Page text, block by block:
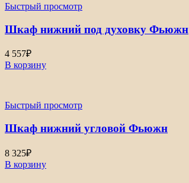
Быстрый просмотр
Шкаф нижний под духовку Фьюжн
4 557₽
В корзину
Быстрый просмотр
Шкаф нижний угловой Фьюжн
8 325₽
В корзину